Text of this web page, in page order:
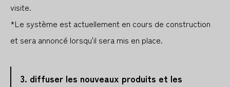
visite.
*Le système est actuellement en cours de construction
et sera annoncé lorsqu'il sera mis en place.
3. diffuser les nouveaux produits et les